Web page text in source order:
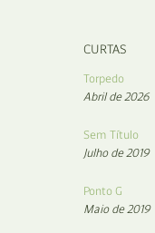
CURTAS
Torpedo
Abril de 2026
Sem Título
Julho de 2019
Ponto G
Maio de 2019